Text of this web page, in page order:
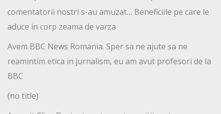
comentatorii nostri s-au amuzat… Beneficiile pe care le
aduce in corp zeama de varza
Avem BBC News Romania. Sper sa ne ajute sa ne
reamintim etica in jurnalism, eu am avut profesori de la
BBC
(no title)